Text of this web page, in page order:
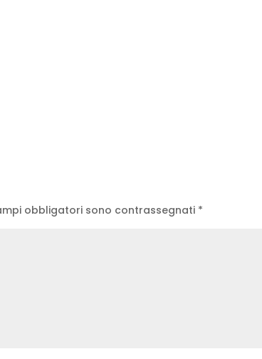
obbligatori sono contrassegnati *